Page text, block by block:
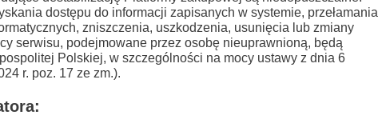
dostępu do informacji zapisanych w systemie, przełamania
zniszczenia, uszkodzenia, usunięcia lub zmiany
serwisu, podejmowane przez osobę nieuprawnioną, będą
Polskiej, w szczególności na mocy ustawy z dnia 6
r. poz. 17 ze zm.).